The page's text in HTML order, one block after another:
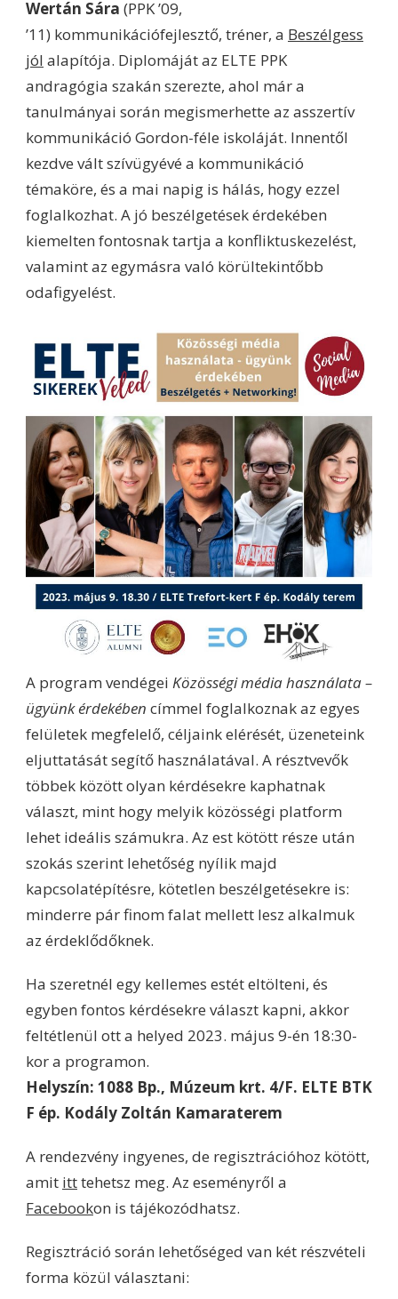
Wertán Sára (PPK ’09,
’11) kommunikációfejlesztő, tréner, a Beszélgess
jól alapítója. Diplomáját az ELTE PPK
andragógia szakán szerezte, ahol már a
tanulmányai során megismerhette az asszertív
kommunikáció Gordon-féle iskoláját. Innentől
kezdve vált szívügyévé a kommunikáció
témaköre, és a mai napig is hálás, hogy ezzel
foglalkozhat. A jó beszélgetések érdekében
kiemelten fontosnak tartja a konfliktuskezelést,
valamint az egymásra való körültekintőbb
odafigyelést.
A program vendégei Közösségi média használata –
ügyünk érdekében címmel foglalkoznak az egyes
felületek megfelelő, céljaink elérését, üzeneteink
eljuttatását segítő használatával. A résztvevők
többek között olyan kérdésekre kaphatnak
választ, mint hogy melyik közösségi platform
lehet ideális számukra. Az est kötött része után
szokás szerint lehetőség nyílik majd
kapcsolatépítésre, kötetlen beszélgetésekre is:
minderre pár finom falat mellett lesz alkalmuk
az érdeklődőknek.
Ha szeretnél egy kellemes estét eltölteni, és
egyben fontos kérdésekre választ kapni, akkor
feltétlenül ott a helyed 2023. május 9-én 18:30-
kor a programon.
Helyszín: 1088 Bp., Múzeum krt. 4/F. ELTE BTK
F ép. Kodály Zoltán Kamaraterem
A rendezvény ingyenes, de regisztrációhoz kötött,
amit itttehetsz meg. Az eseményről a
Facebookon is tájékozódhatsz.
Regisztráció során lehetőséged van két részvételi
forma közül választani: